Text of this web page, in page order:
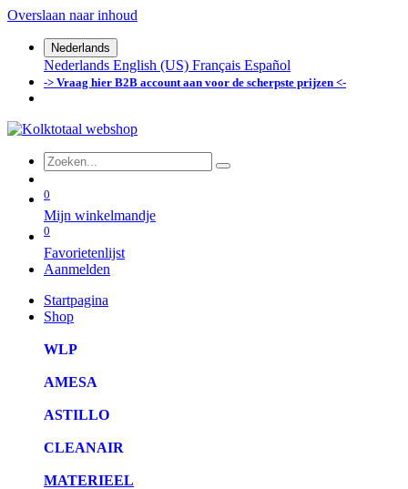
Overslaan naar inhoud
Nederlands
Nederlands English (US) Français Español
-> Vraag hier B2B account aan voor de scherpste prijzen <-
0
Mijn winkelmandje
0
Favorietenlijst
Aanmelden
Startpagina
Shop
WLP
AMESA
ASTILLO
CLEANAIR
MATERIEEL